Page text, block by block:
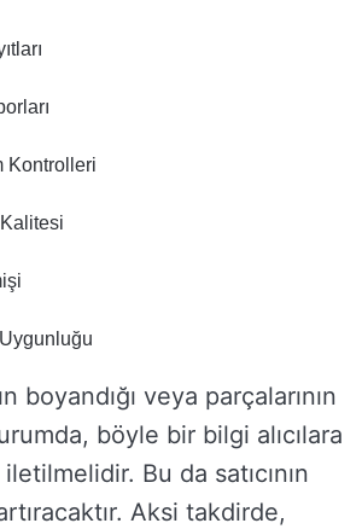
Kontrolleri
boyandığı veya parçalarının
böyle bir bilgi alıcılara
Bu da satıcının
Aksi takdirde,